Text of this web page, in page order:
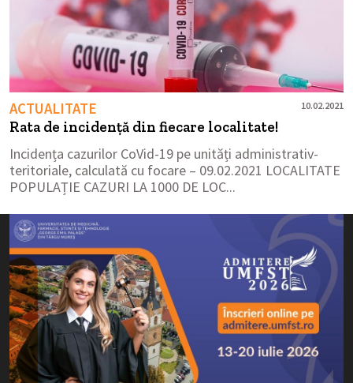
ACTUALITATE 10.02.2021
Rata de incidenţă din fiecare localitate!
Incidența cazurilor CoVid-19 pe unități administrativ-
teritoriale, calculată cu focare – 09.02.2021 LOCALITATE
POPULAȚIE CAZURI LA 1000 DE LOC...